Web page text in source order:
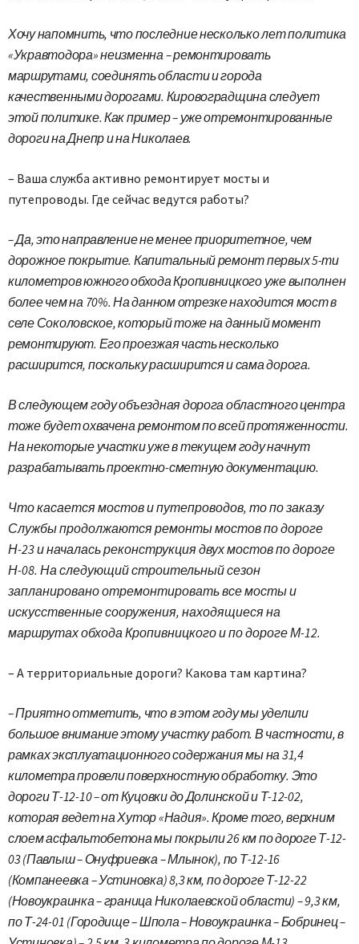
Хочу напомнить, что последние несколько лет политика
«Укравтодора» неизменна – ремонтировать
маршрутами, соединять области и города
качественными дорогами. Кировоградщина следует
этой политике. Как пример – уже отремонтированные
дороги на Днепр и на Николаев.
– Ваша служба активно ремонтирует мосты и
путепроводы. Где сейчас ведутся работы?
– Да, это направление не менее приоритетное, чем
дорожное покрытие. Капитальный ремонт первых 5-ти
километров южного обхода Кропивницкого уже выполнен
более чем на 70%. На данном отрезке находится мост в
селе Соколовское, который тоже на данный момент
ремонтируют. Его проезжая часть несколько
расширится, поскольку расширится и сама дорога.
В следующем году объездная дорога областного центра
тоже будет охвачена ремонтом по всей протяженности.
На некоторые участки уже в текущем году начнут
разрабатывать проектно-сметную документацию.
Что касается мостов и путепроводов, то по заказу
Службы продолжаются ремонты мостов по дороге
Н-23 и началась реконструкция двух мостов по дороге
Н-08. На следующий строительный сезон
запланировано отремонтировать все мосты и
искусственные сооружения, находящиеся на
маршрутах обхода Кропивницкого и по дороге М-12.
– А территориальные дороги? Какова там картина?
– Приятно отметить, что в этом году мы уделили
большое внимание этому участку работ. В частности, в
рамках эксплуатационного содержания мы на 31,4
километра провели поверхностную обработку. Это
дороги Т-12-10 – от Куцовки до Долинской и Т-12-02,
которая ведет на Хутор «Надия». Кроме того, верхним
слоем асфальтобетона мы покрыли 26 км по дороге Т-12-
03 (Павлыш – Онуфриевка – Млынок), по Т-12-16
(Компанеевка – Устиновка) 8,3 км, по дороге Т-12-22
(Новоукраинка – граница Николаевской области) – 9,3 км,
по Т-24-01 (Городище – Шпола – Новоукраинка – Бобринец –